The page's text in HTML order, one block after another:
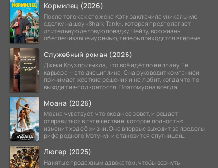
Кормилец (2026)
После того как его жена Кэти заключила уникальную
сделку на шоу «Shark Tank», которая предполагает
длительную деловую поездку, Нейту, всю жизнь
обеспечивавшему семью, теперь приходится впервые
Служебный роман (2026)
Джеки Круз привыкла, что всё идёт по её плану. Её
карьера — это дисциплина. Она руководит компанией,
принимает жёсткие решения и не любит, когда что‑то
выходит из‑под контроля. Поэтому она всегда
Моана (2026)
Моана чувствует, что океан её зовёт, и решает
отправиться в путешествие, которое полностью
изменит ход её жизни. Она впервые выходит за пределы
рифа родного Мотунуи и становится спутницей
Люгер (2025)
Нанятые продажным адвокатом, чтобы вернуть